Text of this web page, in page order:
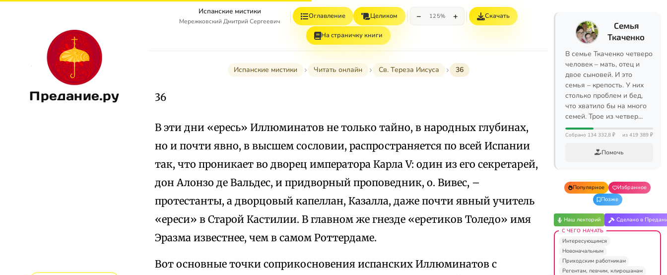
Предание.ру
Испанские мистики
Мережковский Дмитрий Сергеевич
Оглавление Целиком − 125% + Скачать
На страничку книги
Испанские мистики Читать онлайн Св. Тереза Иисуса 36
36
В эти дни «ересь» Иллюминатов не только тайно, в народных глубинах,
но и почти явно, в высшем сословии, распространяется по всей Испании
так, что проникает во дворец императора Карла V: один из его секретарей,
дон Алонзо де Вальдес, и придворный проповедник, о. Вивес, –
протестанты, а дворцовый капеллан, Казалла, даже почти явный учитель
«ереси» в Старой Кастилии. В главном же гнезде «еретиков Толедо» имя
Эразма известнее, чем в самом Роттердаме.
Вот основные точки соприкосновения испанских Иллюминатов с
Семья
Ткаченко
В семье Ткаченко четверо
человек – мать, отец и
двое сыновей. И это
семья – крепость. У них
столько проблем и бед,
что хватило бы на много
семей. Трое из четвер…
Собрано 134 332,8 ₽ из 419 389 ₽
Помочь
Популярное
Избранное
Позже
Наш лекторий Сделано в
С ЧЕГО НАЧАТЬ
Интересующимся
Новоначальным
Приходским работникам
Регентам, певчим, клирошанам